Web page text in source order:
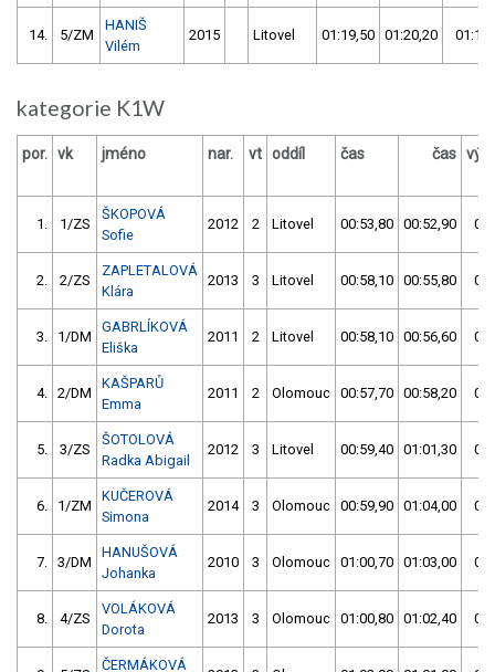
14. 5/ZM
HANIŠ
Vilém
2015 Litovel 01:19,50 01:20,20
kategorie K1W
por. vk jméno nar. vt oddíl čas čas
1. 1/ZS
ŠKOPOVÁ
Sofie
2012 2 Litovel 00:53,80 00:52,90
2. 2/ZS
ZAPLETALOVÁ
Klára
2013 3 Litovel 00:58,10 00:55,80
3. 1/DM
GABRLÍKOVÁ
Eliška
2011 2 Litovel 00:58,10 00:56,60
4. 2/DM
KAŠPARŮ
Emma
2011 2 Olomouc 00:57,70 00:58,20
5. 3/ZS
ŠOTOLOVÁ
Radka Abigail
2012 3 Litovel 00:59,40 01:01,30
6. 1/ZM
KUČEROVÁ
Simona
2014 3 Olomouc 00:59,90 01:04,00
7. 3/DM
HANUŠOVÁ
Johanka
2010 3 Olomouc 01:00,70 01:03,00
8. 4/ZS
VOLÁKOVÁ
Dorota
2013 3 Olomouc 01:00,80 01:02,40
ČERMÁKOVÁ